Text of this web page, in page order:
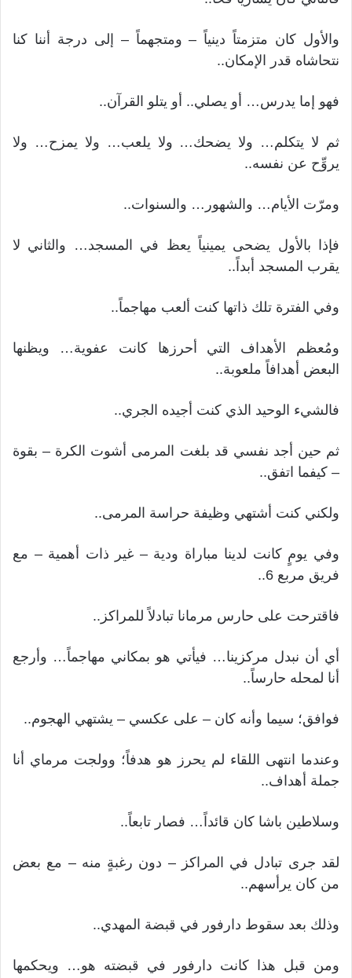
والأول كان متزمتاً دينياً – ومتجهماً – إلى درجة أننا كنا
نتحاشاه قدر الإمكان..
فهو إما يدرس… أو يصلي.. أو يتلو القرآن..
ثم لا يتكلم… ولا يضحك… ولا يلعب… ولا يمزح… ولا
يروِّح عن نفسه..
ومرّت الأيام… والشهور… والسنوات..
فإذا بالأول يضحى يمينياً يعظ في المسجد… والثاني لا
يقرب المسجد أبداً..
وفي الفترة تلك ذاتها كنت ألعب مهاجماً..
ومُعظم الأهداف التي أحرزها كانت عفوية… ويظنها
البعض أهدافاً ملعوبة..
فالشيء الوحيد الذي كنت أجيده الجري..
ثم حين أجد نفسي قد بلغت المرمى أشوت الكرة – بقوة
– كيفما اتفق..
ولكني كنت أشتهي وظيفة حراسة المرمى..
وفي يومٍ كانت لدينا مباراة ودية – غير ذات أهمية – مع
فريق مربع 6..
فاقترحت على حارس مرمانا تبادلاً للمراكز..
أي أن نبدل مركزينا… فيأتي هو بمكاني مهاجماً… وأرجع
أنا لمحله حارساً..
فوافق؛ سيما وأنه كان – على عكسي – يشتهي الهجوم..
وعندما انتهى اللقاء لم يحرز هو هدفاً؛ وولجت مرماي أنا
جملة أهداف..
وسلاطين باشا كان قائداً… فصار تابعاً..
لقد جرى تبادل في المراكز – دون رغبةٍ منه – مع بعض
من كان يرأسهم..
وذلك بعد سقوط دارفور في قبضة المهدي..
ومن قبل هذا كانت دارفور في قبضته هو… ويحكمها